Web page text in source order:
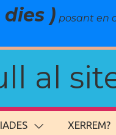
dies ) posant en
al
XERREM?